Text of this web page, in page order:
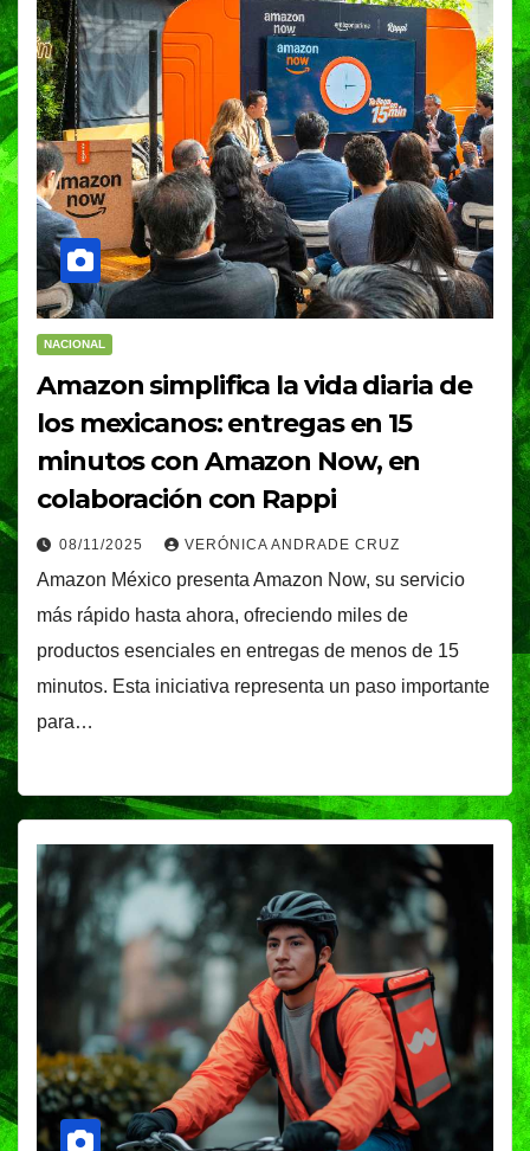
NACIONAL
Amazon simplifica la vida diaria de
los mexicanos: entregas en 15
minutos con Amazon Now, en
colaboración con Rappi
08/11/2025 VERÓNICA ANDRADE CRUZ
Amazon México presenta Amazon Now, su servicio
más rápido hasta ahora, ofreciendo miles de
productos esenciales en entregas de menos de 15
minutos. Esta iniciativa representa un paso importante
para…